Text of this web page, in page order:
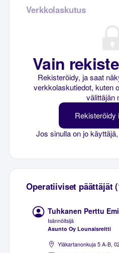
Verkkolaskutus
Vain
Rekisteröidy, ja saat
verkkolaskutiedot, kuten
välittäjän
Rekisteröidy
Jos sinulla on jo käyttäjä,
Operatiiviset päättäjät
Tuhkanen Perttu
Isännöitsijä
Asunto Oy Lounaisreitti
Yläkartanonkuja 5 A-B,